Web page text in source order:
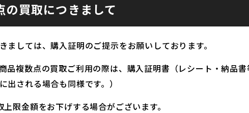
買取につきまして
しては、購入証明のご提示をお願いしております。
品複数点の買取ご利用の際は、購入証明書（レシート・納品
される場合も同様です。）
限金額をお下げする場合がございます。